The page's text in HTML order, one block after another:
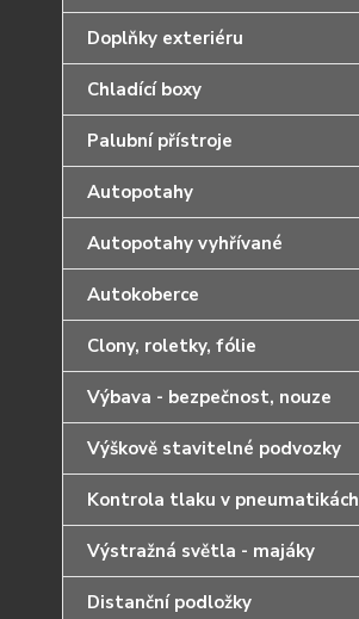
Doplňky exteriéru
Chladící boxy
Palubní přístroje
Autopotahy
Autopotahy vyhřívané
Autokoberce
Clony, roletky, fólie
Výbava - bezpečnost, nouze
Výškově stavitelné podvozky
Kontrola tlaku v pneumatikách
Výstražná světla - majáky
Distanční podložky